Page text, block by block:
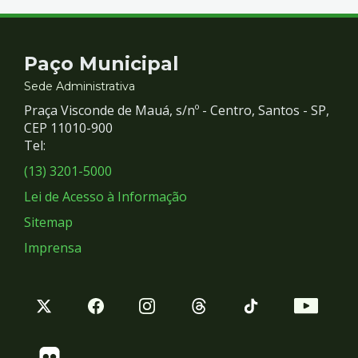
Contato
e
Redes
Sociais
Paço Municipal
Sede Administrativa
Praça Visconde de Mauá, s/nº - Centro, Santos - SP,
CEP 11010-900
Tel:
(13) 3201-5000
Lei de Acesso à Informação
Sitemap
Imprensa